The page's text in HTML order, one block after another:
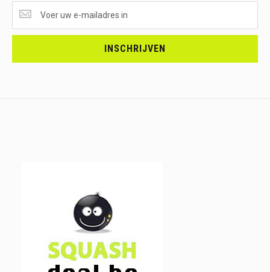
ONTVANGEN?
<br>SCHRIJF
INSCHRIJVEN